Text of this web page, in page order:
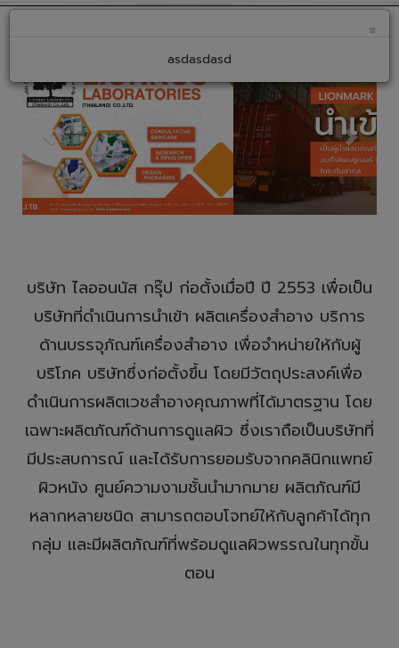
×
asdasdasd
บริษัท ไลออนนัส กรุ๊ป ก่อตั้งเมื่อปี ปี 2553 เพื่อเป็น
บริษัทที่ดำเนินการนำเข้า ผลิตเครื่องสำอาง บริการ
ด้านบรรจุภัณฑ์เครื่องสำอาง เพื่อจำหน่ายให้กับผู้
บริโภค บริษัทซึ่งก่อตั้งขึ้น โดยมีวัตถุประสงค์เพื่อ
ดำเนินการผลิตเวชสำอางคุณภาพที่ได้มาตรฐาน โดย
เฉพาะผลิตภัณฑ์ด้านการดูแลผิว ซึ่งเราถือเป็นบริษัทที่
มีประสบการณ์ และได้รับการยอมรับจากคลินิกแพทย์
ผิวหนัง ศูนย์ความงามชั้นนำมากมาย ผลิตภัณฑ์มี
หลากหลายชนิด สามารถตอบโจทย์ให้กับลูกค้าได้ทุก
กลุ่ม และมีผลิตภัณฑ์ที่พร้อมดูแลผิวพรรณในทุกขั้น
ตอน